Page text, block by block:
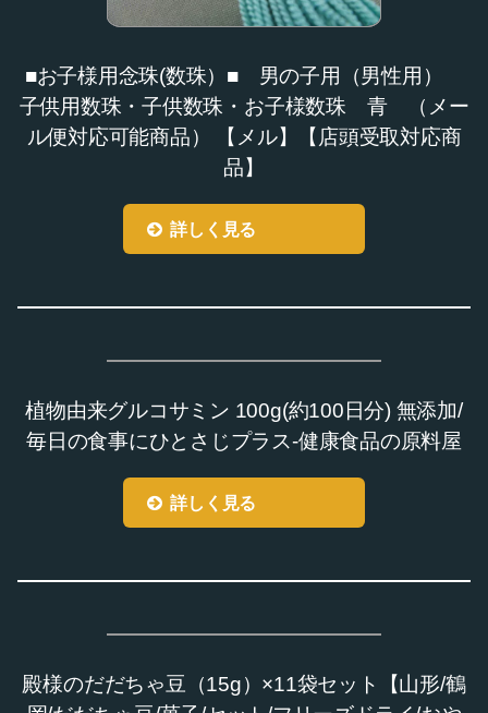
■お子様用念珠(数珠）■ 男の子用（男性用）
子供用数珠・子供数珠・お子様数珠 青 （メー
ル便対応可能商品） 【メル】【店頭受取対応商
品】
詳しく見る
植物由来グルコサミン 100g(約100日分) 無添加/
毎日の食事にひとさじプラス-健康食品の原料屋
詳しく見る
殿様のだだちゃ豆（15g）×11袋セット【山形/鶴